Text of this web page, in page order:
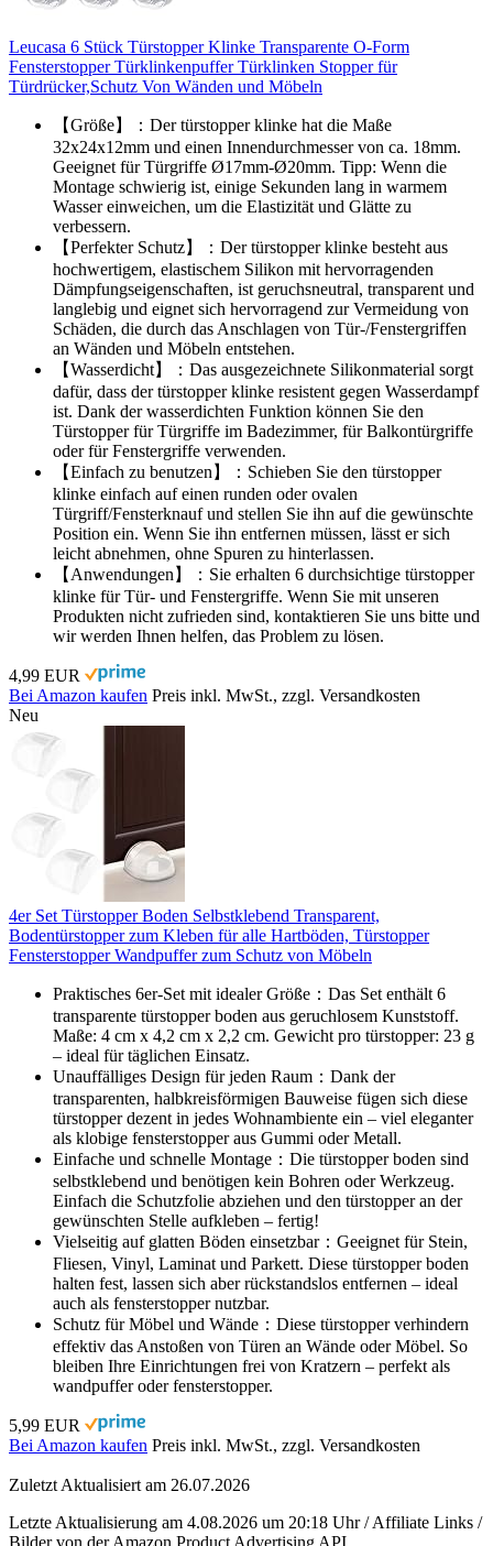
Leucasa 6 Stück Türstopper Klinke Transparente O-Form
Fensterstopper Türklinkenpuffer Türklinken Stopper für
Türdrücker,Schutz Von Wänden und Möbeln
【Größe】：Der türstopper klinke hat die Maße
32x24x12mm und einen Innendurchmesser von ca. 18mm.
Geeignet für Türgriffe Ø17mm-Ø20mm. Tipp: Wenn die
Montage schwierig ist, einige Sekunden lang in warmem
Wasser einweichen, um die Elastizität und Glätte zu
verbessern.
【Perfekter Schutz】：Der türstopper klinke besteht aus
hochwertigem, elastischem Silikon mit hervorragenden
Dämpfungseigenschaften, ist geruchsneutral, transparent und
langlebig und eignet sich hervorragend zur Vermeidung von
Schäden, die durch das Anschlagen von Tür-/Fenstergriffen
an Wänden und Möbeln entstehen.
【Wasserdicht】：Das ausgezeichnete Silikonmaterial sorgt
dafür, dass der türstopper klinke resistent gegen Wasserdampf
ist. Dank der wasserdichten Funktion können Sie den
Türstopper für Türgriffe im Badezimmer, für Balkontürgriffe
oder für Fenstergriffe verwenden.
【Einfach zu benutzen】：Schieben Sie den türstopper
klinke einfach auf einen runden oder ovalen
Türgriff/Fensterknauf und stellen Sie ihn auf die gewünschte
Position ein. Wenn Sie ihn entfernen müssen, lässt er sich
leicht abnehmen, ohne Spuren zu hinterlassen.
【Anwendungen】：Sie erhalten 6 durchsichtige türstopper
klinke für Tür- und Fenstergriffe. Wenn Sie mit unseren
Produkten nicht zufrieden sind, kontaktieren Sie uns bitte und
wir werden Ihnen helfen, das Problem zu lösen.
4,99 EUR
Bei Amazon kaufen Preis inkl. MwSt., zzgl. Versandkosten
Neu
4er Set Türstopper Boden Selbstklebend Transparent,
Bodentürstopper zum Kleben für alle Hartböden, Türstopper
Fensterstopper Wandpuffer zum Schutz von Möbeln
Praktisches 6er-Set mit idealer Größe：Das Set enthält 6
transparente türstopper boden aus geruchlosem Kunststoff.
Maße: 4 cm x 4,2 cm x 2,2 cm. Gewicht pro türstopper: 23 g
– ideal für täglichen Einsatz.
Unauffälliges Design für jeden Raum：Dank der
transparenten, halbkreisförmigen Bauweise fügen sich diese
türstopper dezent in jedes Wohnambiente ein – viel eleganter
als klobige fensterstopper aus Gummi oder Metall.
Einfache und schnelle Montage：Die türstopper boden sind
selbstklebend und benötigen kein Bohren oder Werkzeug.
Einfach die Schutzfolie abziehen und den türstopper an der
gewünschten Stelle aufkleben – fertig!
Vielseitig auf glatten Böden einsetzbar：Geeignet für Stein,
Fliesen, Vinyl, Laminat und Parkett. Diese türstopper boden
halten fest, lassen sich aber rückstandslos entfernen – ideal
auch als fensterstopper nutzbar.
Schutz für Möbel und Wände：Diese türstopper verhindern
effektiv das Anstoßen von Türen an Wände oder Möbel. So
bleiben Ihre Einrichtungen frei von Kratzern – perfekt als
wandpuffer oder fensterstopper.
5,99 EUR
Bei Amazon kaufen Preis inkl. MwSt., zzgl. Versandkosten
Zuletzt Aktualisiert am 26.07.2026
Letzte Aktualisierung am 4.08.2026 um 20:18 Uhr / Affiliate Links /